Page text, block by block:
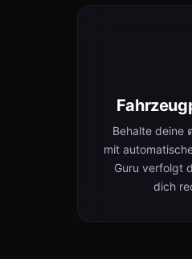
Behalte deine
mit
Guru verfolgt
dich